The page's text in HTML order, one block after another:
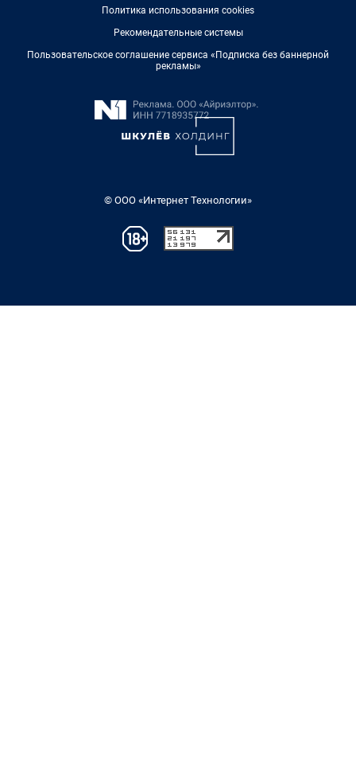
Политика использования cookies
Рекомендательные системы
Пользовательское соглашение сервиса «Подписка без баннерной
рекламы»
© ООО «Интернет Технологии»